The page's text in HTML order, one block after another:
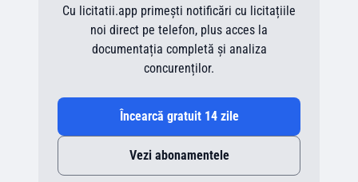
Cu licitatii.app primești notificări cu licitațiile
noi direct pe telefon, plus acces la
documentația completă și analiza
concurenților.
Încearcă gratuit 14 zile
Vezi abonamentele